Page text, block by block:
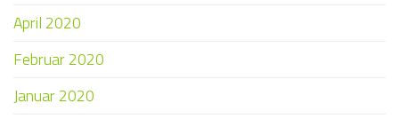
April 2020
Februar 2020
Januar 2020